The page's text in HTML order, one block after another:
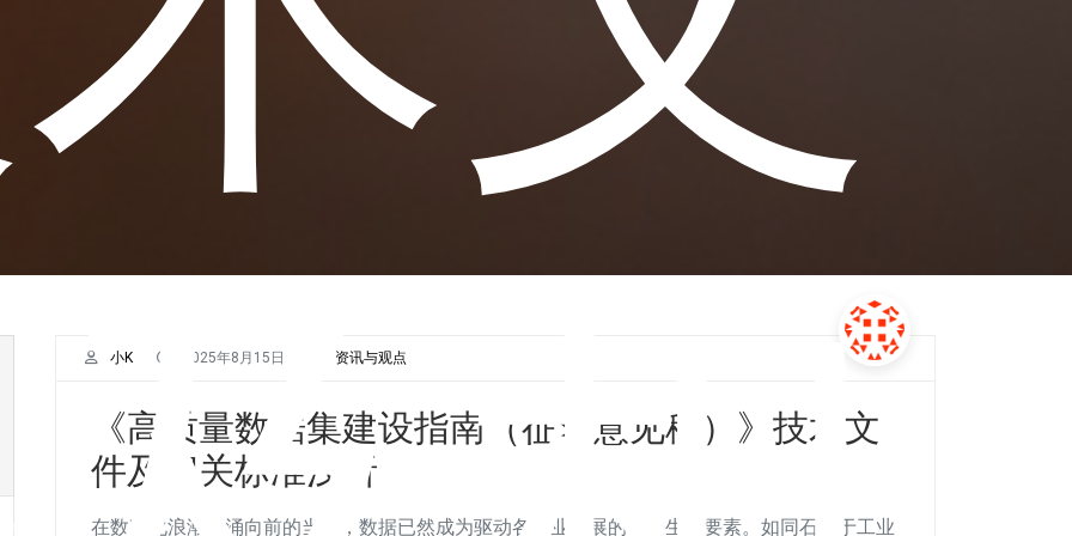
小K 2025年8月15日 资讯与观点
《高质量数据集建设指南（征求意见稿）》技术文
件及相关标准浅析
在数字化浪潮奔涌向前的当下，数据已然成为驱动各行业发展的核心生产要素。如同石油于工业